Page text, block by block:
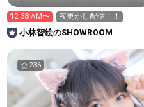
12:38 AM〜 夜更かし配信！！
小林智絵のSHOWROOM
236